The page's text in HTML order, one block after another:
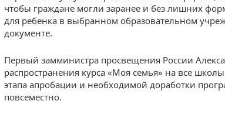
чтобы граждане могли заранее и без лишних
для ребенка в выбранном образовательном
документе.
Первый замминистра просвещения России
распространения курса «Моя семья» на все
этапа апробации и необходимой доработки
повсеместно.